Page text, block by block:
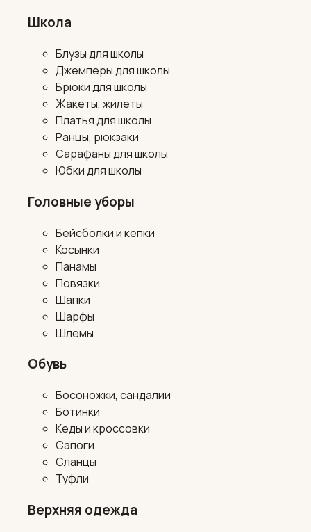
Школа
Блузы для школы
Джемперы для школы
Брюки для школы
Жакеты, жилеты
Платья для школы
Ранцы, рюкзаки
Сарафаны для школы
Юбки для школы
Головные уборы
Бейсболки и кепки
Косынки
Панамы
Повязки
Шапки
Шарфы
Шлемы
Обувь
Босоножки, сандалии
Ботинки
Кеды и кроссовки
Сапоги
Сланцы
Туфли
Верхняя одежда